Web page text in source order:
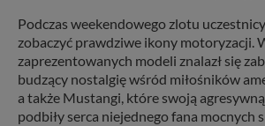
Podczas weekendowego zlotu
zobaczyć prawdziwe ikony motoryzacji.
zaprezentowanych modeli znalazł się
budzący nostalgię wśród miłośników
a także Mustangi, które swoją
podbiły serca niejednego fana mocnych